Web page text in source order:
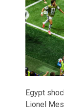
Egypt
Lionel